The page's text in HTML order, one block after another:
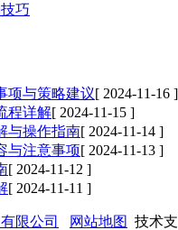
巧
项与策略建议[ 2024-11-16 ]
程详解[ 2024-11-15 ]
与操作指南[ 2024-11-14 ]
与注意事项[ 2024-11-13 ]
[ 2024-11-12 ]
[ 2024-11-11 ]
限公司 网站地图 技术